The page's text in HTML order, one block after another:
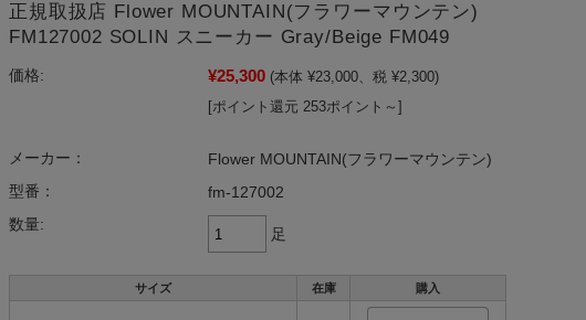
正規取扱店 Flower MOUNTAIN(フラワーマウンテン)
FM127002 SOLIN スニーカー Gray/Beige FM049
価格: ¥25,300 (本体 ¥23,000、税 ¥2,300)
[ポイント還元 253ポイント～]
メーカー：
Flower MOUNTAIN(フラワーマウンテン)
型番：
fm-127002
数量:
足
サイズ 在庫 購入